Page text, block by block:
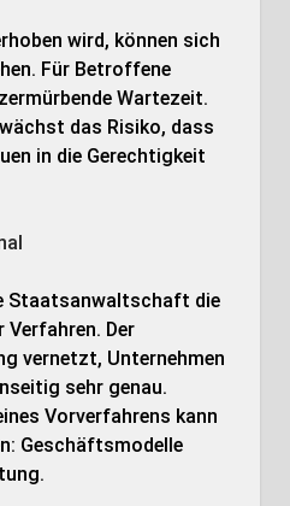
wird, können sich
Für Betroffene
Wartezeit.
das Risiko, dass
in die Gerechtigkeit
Staatsanwaltschaft die
Verfahren. Der
vernetzt, Unternehmen
sehr genau.
Vorverfahrens kann
Geschäftsmodelle